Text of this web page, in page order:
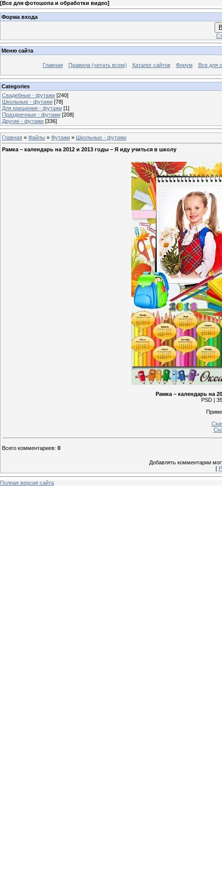
[Все для фотошопа и обработки видео]
Форма входа
Меню сайта
Главная Правила (читать всем) Каталог сайтов Форум Все для
Categories
Свадебные - футажи [240]
Школьные - футажи [78]
Для крещения - футажи [1]
Празднечные - футажи [208]
Другие - футажи [336]
Главная » Файлы » Футажи » Школьные - футажи
Рамка – календарь на 2012 и 2013 годы – Я иду учиться в школу
Рамка – календарь на
PSD |
Всего комментариев: 0
Добавлять комментарии
[
Полная версия сайта